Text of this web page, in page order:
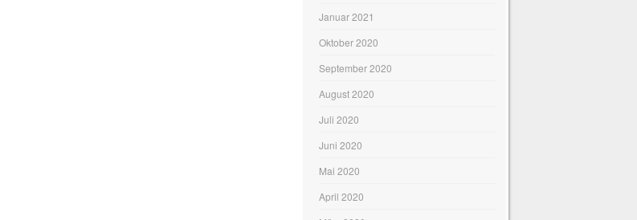
Januar 2021
Oktober 2020
September 2020
August 2020
Juli 2020
Juni 2020
Mai 2020
April 2020